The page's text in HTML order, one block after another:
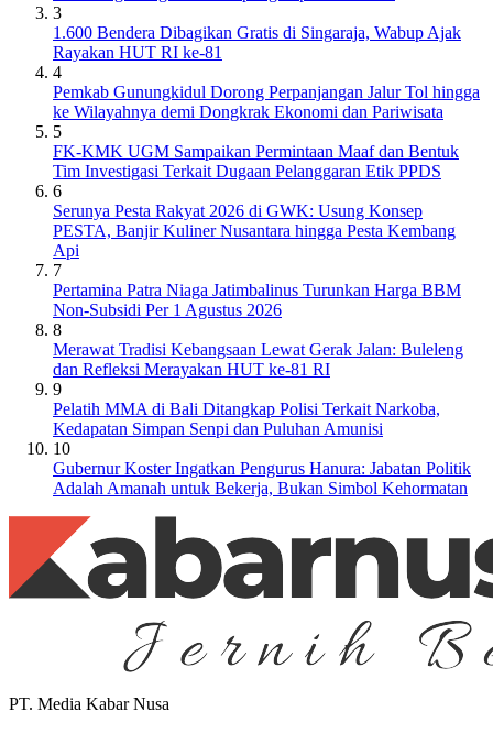
3
1.600 Bendera Dibagikan Gratis di Singaraja, Wabup Ajak
Rayakan HUT RI ke-81
4
Pemkab Gunungkidul Dorong Perpanjangan Jalur Tol hingga
ke Wilayahnya demi Dongkrak Ekonomi dan Pariwisata
5
FK-KMK UGM Sampaikan Permintaan Maaf dan Bentuk
Tim Investigasi Terkait Dugaan Pelanggaran Etik PPDS
6
Serunya Pesta Rakyat 2026 di GWK: Usung Konsep
PESTA, Banjir Kuliner Nusantara hingga Pesta Kembang
Api
7
Pertamina Patra Niaga Jatimbalinus Turunkan Harga BBM
Non-Subsidi Per 1 Agustus 2026
8
Merawat Tradisi Kebangsaan Lewat Gerak Jalan: Buleleng
dan Refleksi Merayakan HUT ke-81 RI
9
Pelatih MMA di Bali Ditangkap Polisi Terkait Narkoba,
Kedapatan Simpan Senpi dan Puluhan Amunisi
10
Gubernur Koster Ingatkan Pengurus Hanura: Jabatan Politik
Adalah Amanah untuk Bekerja, Bukan Simbol Kehormatan
PT. Media Kabar Nusa